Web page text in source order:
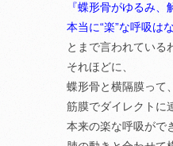
『蝶形骨がゆるみ、
本当に“楽”な呼吸はな
とまで言われている
それほどに、
蝶形骨と横隔膜って、
筋膜でダイレクトに
本来の楽な呼吸がで